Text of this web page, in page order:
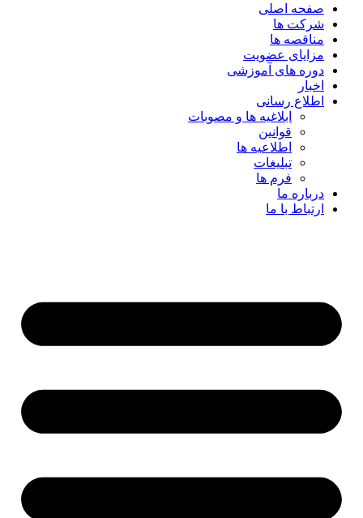
صفحه اصلی
شرکت ها
مناقصه ها
مزایای عضویت
دوره های آموزشی
اخبار
اطلاع رسانی
ابلاغیه ها و مصوبات
قوانین
اطلاعیه ها
تبلیغات
فرم ها
درباره ما
ارتباط با ما